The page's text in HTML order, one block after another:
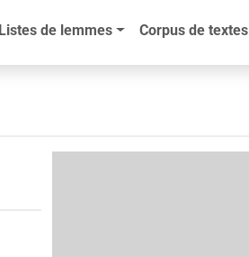
Listes de lemmes Corpus de textes